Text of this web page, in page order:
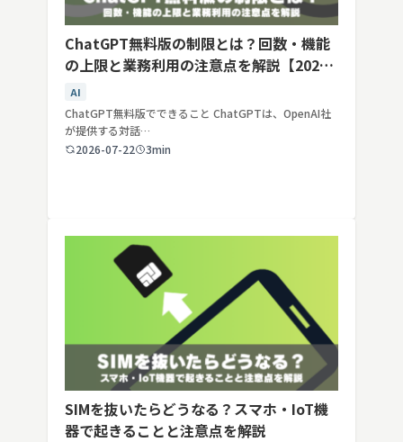
ChatGPT無料版の制限とは？回数・機能
の上限と業務利用の注意点を解説【2026
年最新】
AI
ChatGPT無料版でできること ChatGPTは、OpenAI社
が提供する対話…
2026-07-22
3min
SIMを抜いたらどうなる？スマホ・IoT機
器で起きることと注意点を解説